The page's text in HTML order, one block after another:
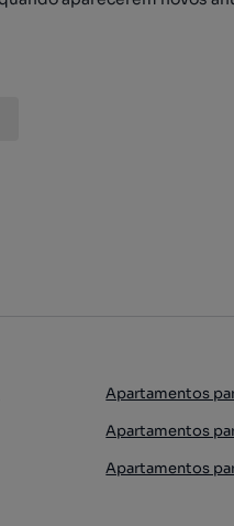
Apartamentos
Apartamentos
Apartamentos